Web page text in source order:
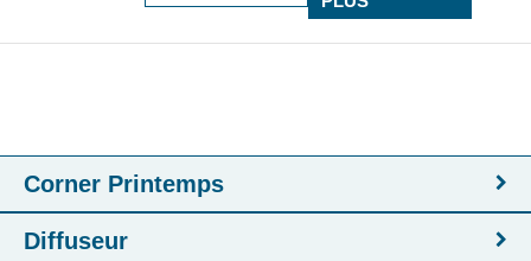
Corner Printemps
Diffuseur